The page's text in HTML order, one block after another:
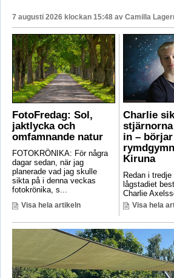
7 augusti 2026 klockan 15:48 av Camilla
FotoFredag: Sol,
jaktlycka och
omfamnande natur
FOTOKRÖNIKA: För några
dagar sedan, när jag
planerade vad jag skulle
sikta på i denna veckas
fotokrönika, s...
Visa hela artikeln
Charlie
in – börjar
Kiruna
Redan i
lågstadiet
Charlie
Visa hela